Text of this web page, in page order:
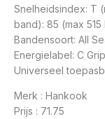
Snelheidsindex: T
band): 85 (max
Bandensoort: All
Energielabel: C
Universeel
Merk : Hankook
Prijs : 71.75